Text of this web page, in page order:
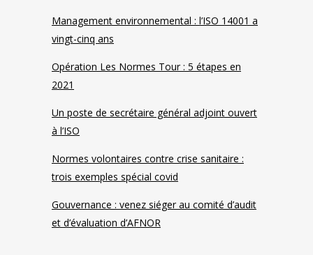
Management environnemental : l’ISO 14001 a
vingt-cinq ans
Opération Les Normes Tour : 5 étapes en
2021
Un poste de secrétaire général adjoint ouvert
à l’ISO
Normes volontaires contre crise sanitaire :
trois exemples spécial covid
Gouvernance : venez siéger au comité d’audit
et d’évaluation d’AFNOR